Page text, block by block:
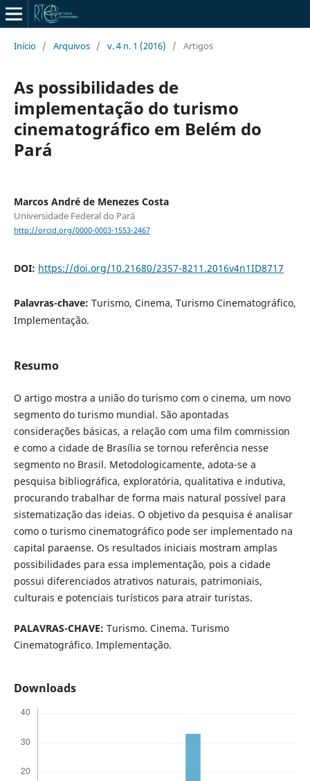
Início / Arquivos / v. 4 n. 1 (2016) / Artigos
As possibilidades de
implementação do turismo
cinematográfico em Belém do
Pará
Marcos André de Menezes Costa
Universidade Federal do Pará
http://orcid.org/0000-0003-1553-2467
DOI: https://doi.org/10.21680/2357-8211.2016v4n1ID8717
Palavras-chave: Turismo, Cinema, Turismo Cinematográfico,
Implementação.
Resumo
O artigo mostra a união do turismo com o cinema, um novo
segmento do turismo mundial. São apontadas
considerações básicas, a relação com uma film commission
e como a cidade de Brasília se tornou referência nesse
segmento no Brasil. Metodologicamente, adota-se a
pesquisa bibliográfica, exploratória, qualitativa e indutiva,
procurando trabalhar de forma mais natural possível para
sistematização das ideias. O objetivo da pesquisa é analisar
como o turismo cinematográfico pode ser implementado na
capital paraense. Os resultados iniciais mostram amplas
possibilidades para essa implementação, pois a cidade
possui diferenciados atrativos naturais, patrimoniais,
culturais e potenciais turísticos para atrair turistas.
PALAVRAS-CHAVE: Turismo. Cinema. Turismo
Cinematográfico. Implementação.
Downloads